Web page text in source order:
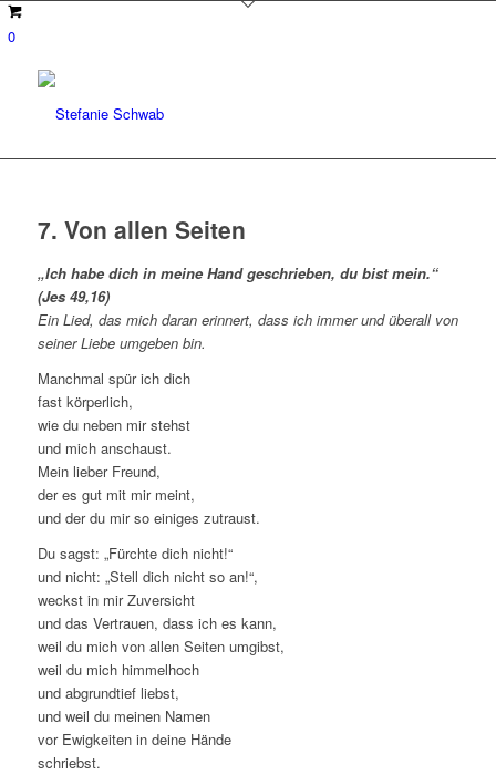
0
7. Von allen Seiten
„Ich habe dich in meine Hand geschrieben, du bist mein.“
(Jes 49,16)
Ein Lied, das mich daran erinnert, dass ich immer und überall von
seiner Liebe umgeben bin.
Manchmal spür ich dich
fast körperlich,
wie du neben mir stehst
und mich anschaust.
Mein lieber Freund,
der es gut mit mir meint,
und der du mir so einiges zutraust.
Du sagst: „Fürchte dich nicht!“
und nicht: „Stell dich nicht so an!“,
weckst in mir Zuversicht
und das Vertrauen, dass ich es kann,
weil du mich von allen Seiten umgibst,
weil du mich himmelhoch
und abgrundtief liebst,
und weil du meinen Namen
vor Ewigkeiten in deine Hände
schriebst.